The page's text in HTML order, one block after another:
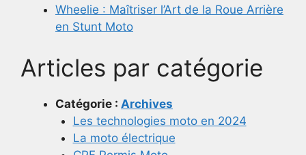
Wheelie : Maîtriser l’Art de la Roue Arrière
en Stunt Moto
Articles par catégorie
Catégorie : Archives
Les technologies moto en 2024
La moto électrique